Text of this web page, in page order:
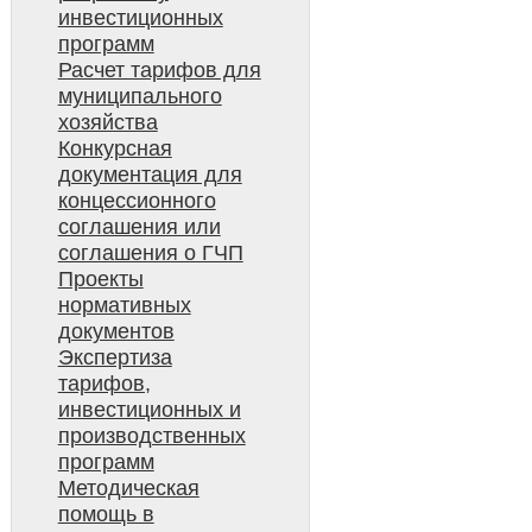
инвестиционных
программ
Расчет тарифов для
муниципального
хозяйства
Конкурсная
документация для
концессионного
соглашения или
соглашения о ГЧП
Проекты
нормативных
документов
Экспертиза
тарифов,
инвестиционных и
производственных
программ
Методическая
помощь в